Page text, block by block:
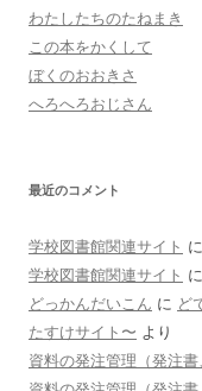
わたしたちのたねまき
この本をかくして
ぼくのおおきさ
へろへろおじさん
最近のコメント
学校図書館関連サイト に
学校図書館関連サイト に
どっかんだいこん に ど
たすけサイト〜 より
資料の発注管理（発注書